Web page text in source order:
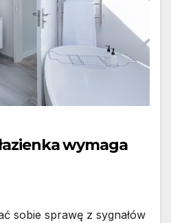
wymaga
sobie sprawę z sygnałów